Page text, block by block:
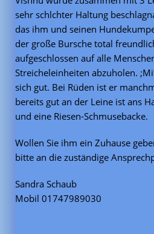
sehr schlchter Haltung
das ihm und seinen
der große Bursche total
aufgeschlossen auf alle
Streicheleinheiten abzuholen.
sich gut. Bei Rüden ist er
bereits gut an der Leine ist ans
und eine Riesen-Schmusebacke.
Wollen Sie ihm ein Zuhause
bitte an die zuständige
Sandra Schaub
Mobil 01747989030